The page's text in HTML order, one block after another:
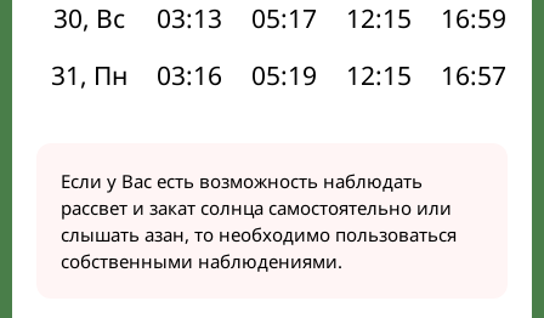
30, Вс
03:13 05:17 12:15 16:59
31, Пн
03:16 05:19 12:15 16:57
Если у Вас есть возможность наблюдать
рассвет и закат солнца самостоятельно или
слышать азан, то необходимо пользоваться
собственными наблюдениями.